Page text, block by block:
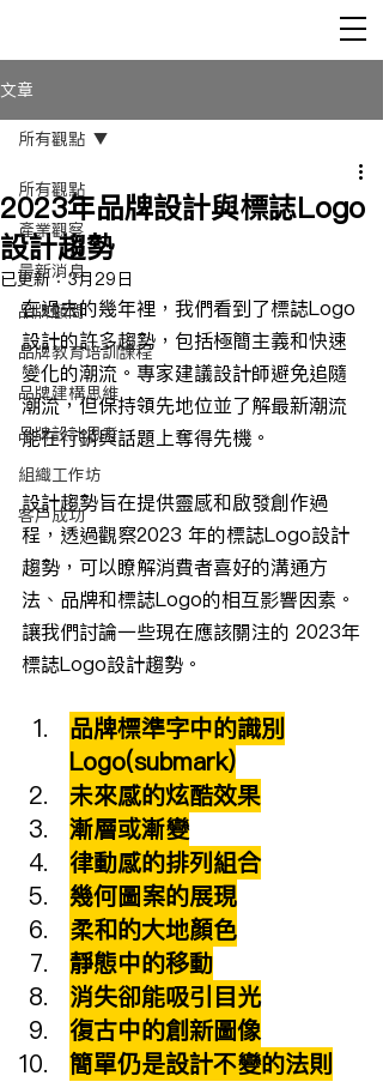
文章
所有觀點
產業觀察
最新消息
品牌顧問
品牌教育培訓課程
品牌建構思維
品牌設計思考
組織工作坊
客戶成功
所有觀點
2023年品牌設計與標誌Logo
設計趨勢
已更新：3月29日
在過去的幾年裡，我們看到了標誌Logo
設計的許多趨勢，包括極簡主義和快速
變化的潮流。專家建議設計師避免追隨
潮流，但保持領先地位並了解最新潮流
能在行銷與話題上奪得先機。
設計趨勢旨在提供靈感和啟發創作過
程，透過觀察2023 年的標誌Logo設計
趨勢，可以瞭解消費者喜好的溝通方
法、品牌和標誌Logo的相互影響因素。
讓我們討論一些現在應該關注的 2023年
標誌Logo設計趨勢。
品牌標準字中的識別
Logo(submark)
未來感的炫酷效果
漸層或漸變
律動感的排列組合
幾何圖案的展現
柔和的大地顏色
靜態中的移動
消失卻能吸引目光
復古中的創新圖像
簡單仍是設計不變的法則